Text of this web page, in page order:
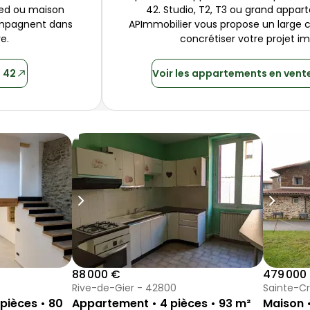
ou maison
dans
42
42
APImmobilier vous propose un large
concrétiser votre projet
Voir les appartements en
80 m² 3 pièces
• 80
Appartement 93 m² 4
Image suivant
Aller à l'image1
Aller à l'image2
Aller à l'image3
Aller à l'image4
Aller à l'image5
88 000 €
Rive-de-Gier - 42800
Appartement • 4 pièces • 93 m²
Image
479
Sainte-
Maison